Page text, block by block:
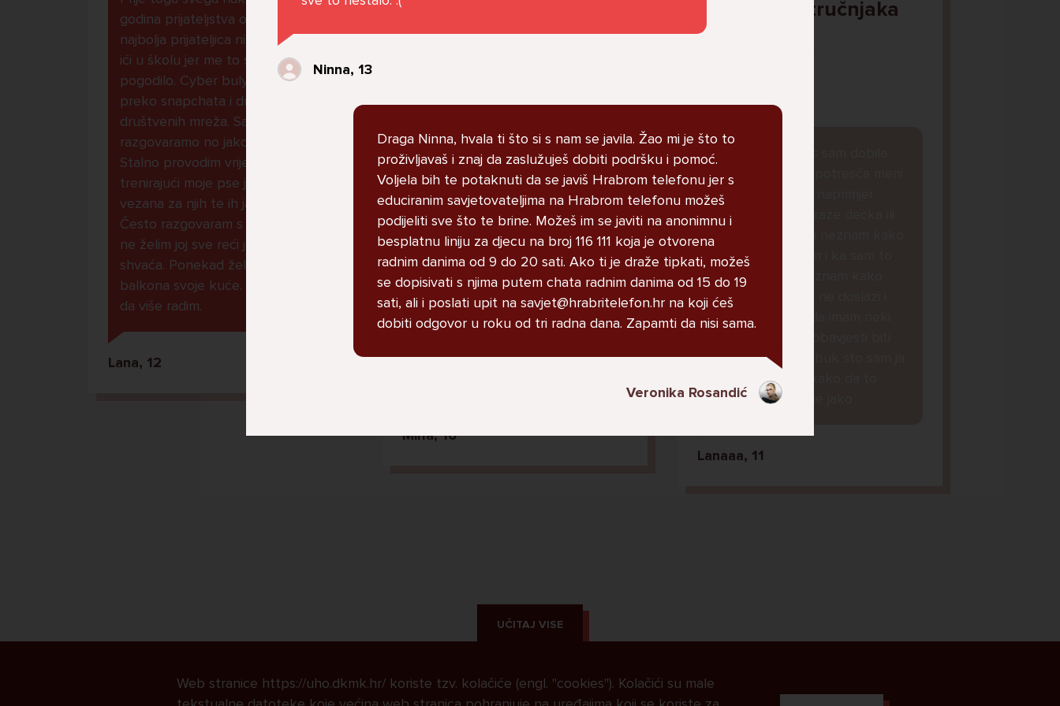
godina prijateljstva ostavila me
najbolja prijateljica nisam htjela
ići u školu jer me to sve jako
pogodilo. Cyber bulyala me
preko snapchata i drugih drugih
društvenih mreža. Sad opet
razgovaramo no jako teško.
Stalno provodim vrijeme učeći ili
trenirajući moje pse jako sam
vezana za njih te ih jako volim
Često razgovaram s mamom no
ne želim joj sve reći jer me ne
shvaća. Ponekad želim skočiti sa
balkona svoje kuće. Neznam što
da više radim.
Lana, 12
Imam dosta velike probleme i ne
znam kako se nosit s time u
pitanju je moj razred i grupa na
messengeru moj razred je pun
narkomana koji puse marihuanu i
kad ih u grupi nesto pitam
vezano za skolu zeznu me i
izbacuju me i vrate nakon nekog
perioda lako receno crna ovca
sam samo zato sto sam drugaciji
oblacenja protiv nasilja sam ne
Miha, 16
Pitaj Stručnjaka
Dobar dan, danas sam dobila
obavjest koja ke potresča meni
je svasta dolazilo naprimjer
oglasi cura koje traze decka ili
koje zele se je**ti neznam kako
da drukcije kazem i ka sam to
stalno micala i neznam kako
naoraviti da mi to ne doslazi i
sada mi je doslo da imam neki
obavljene na fejzbuk sto sam ja
vidjela i neznam kako da to
blokiram, strah me jako
Lanaaa, 11
UČITAJ VISE
Ninna, 13
Draga Ninna, hvala ti što si s nam se javila. Žao mi je što to
proživljavaš i znaj da zaslužuješ dobiti podršku i pomoć.
Voljela bih te potaknuti da se javiš Hrabrom telefonu jer s
educiranim savjetovateljima na Hrabrom telefonu možeš
podijeliti sve što te brine. Možeš im se javiti na anonimnu i
besplatnu liniju za djecu na broj 116 111 koja je otvorena
radnim danima od 9 do 20 sati. Ako ti je draže tipkati, možeš
se dopisivati s njima putem chata radnim danima od 15 do 19
sati, ali i poslati upit na savjet@hrabritelefon.hr na koji ćeš
dobiti odgovor u roku od tri radna dana. Zapamti da nisi sama.
Veronika Rosandić
Web stranice https://uho.dkmk.hr/ koriste tzv. kolačiće (engl. "cookies"). Kolačići su male